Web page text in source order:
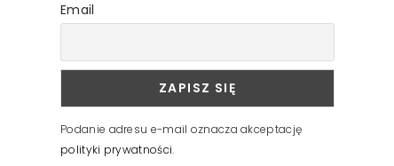
Email
Podanie adresu e-mail oznacza akceptację
polityki prywatności.